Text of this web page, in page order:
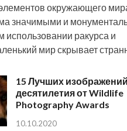
окружающего
значимыми и
использовании ракурса и
мир скрывает
15 Лучших изображений
десятилетия от Wildlife
Photography Awards
10.10.2020